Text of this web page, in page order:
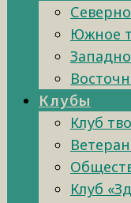
Южное
Клубы
Клуб
Клуб